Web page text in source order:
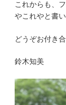
これからも、
やこれやと書
どうぞお付き
鈴木知美